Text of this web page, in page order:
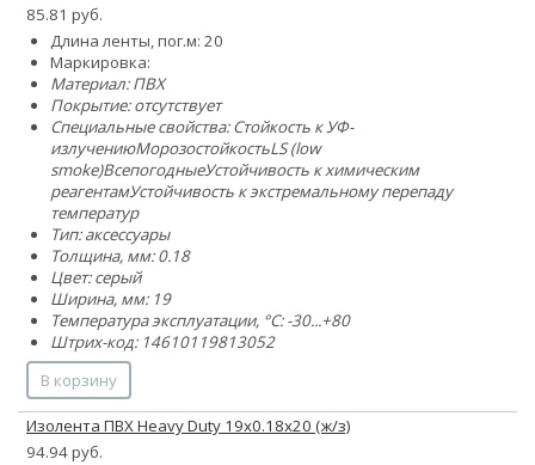
85.81 руб.
Длина ленты, пог.м: 20
Маркировка:
Материал: ПВХ
Покрытие: отсутствует
Специальные свойства:Стойкость к УФ-
излучениюМорозостойкостьLS (low
smoke)ВсепогодныеУстойчивость к химическим
реагентамУстойчивость к экстремальному перепаду
температур
Тип: аксессуары
Толщина, мм: 0.18
Цвет: серый
Ширина, мм: 19
Температура эксплуатации, °C: -30...+80
Штрих-код: 14610119813052
В корзину
Изолента ПВХ Heavy Duty 19х0.18х20 (ж/з)
94.94 руб.